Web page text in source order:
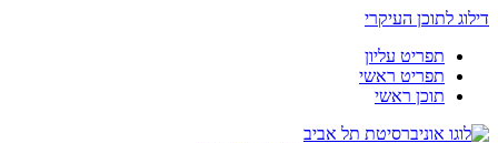
דילוג לתוכן העיקרי
תפריט עליון
תפריט ראשי
תוכן ראשי